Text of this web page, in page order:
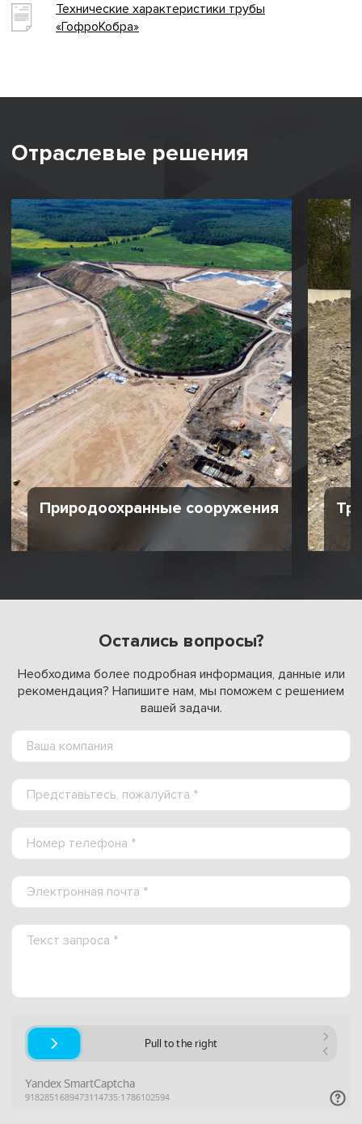
Технические характеристики трубы
«ГофроКобра»
Отраслевые решения
Природоохранные сооружения
Остались вопросы?
Необходима более подробная информация, данные или
рекомендация? Напишите нам, мы поможем с решением
вашей задачи.